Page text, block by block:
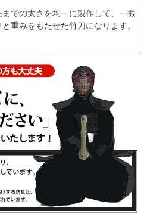
での太さを均一に製作して、一振
重みをもたせた竹刀になります。